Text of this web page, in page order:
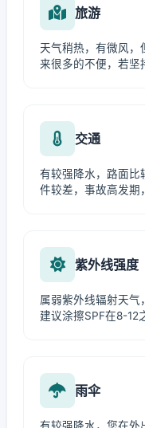
旅游
天气稍热，有微风，
来很多的不便，若坚
交通
有较强降水，路面比
件较差，事故高发期
紫外线强度
属弱紫外线辐射天气
建议涂擦SPF在8-12
雨伞